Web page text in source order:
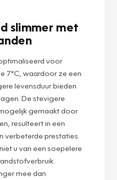
slimmer met
voor
7°C, waardoor ze een
levensduur bieden
De stevigere
gemaakt door
resulteert in een
verbeterde prestaties.
u van een soepelere
mee dan